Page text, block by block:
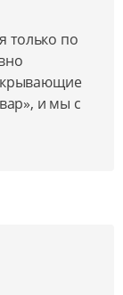
только по
и мы с